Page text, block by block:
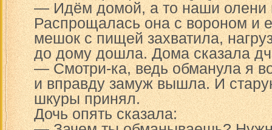
— Идём домой, а то наши олени
Распрощалась она с вороном и
мешок с пищей захватила,
до дому дошла. Дома сказала
— Смотри-ка, ведь обманула я
и вправду замуж вышла. И
шкуры принял.
Дочь опять сказала: